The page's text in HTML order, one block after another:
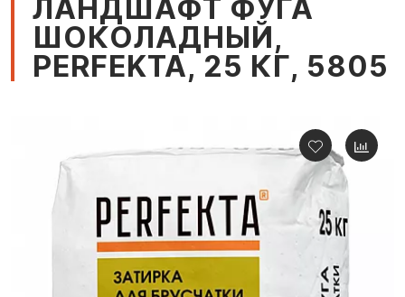
ЛАНДШАФТ ФУГА
ШОКОЛАДНЫЙ,
PERFEKTA, 25 КГ, 5805